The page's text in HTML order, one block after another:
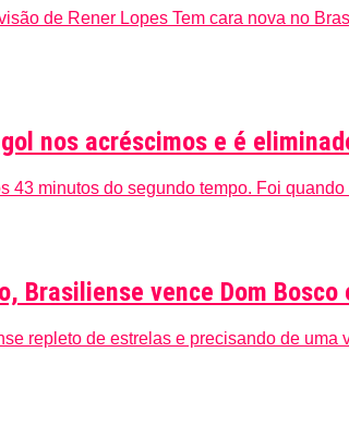
de Rener Lopes Tem cara nova no
nos acréscimos e é
43 minutos do segundo tempo. Foi
Brasiliense vence Dom
repleto de estrelas e precisando de